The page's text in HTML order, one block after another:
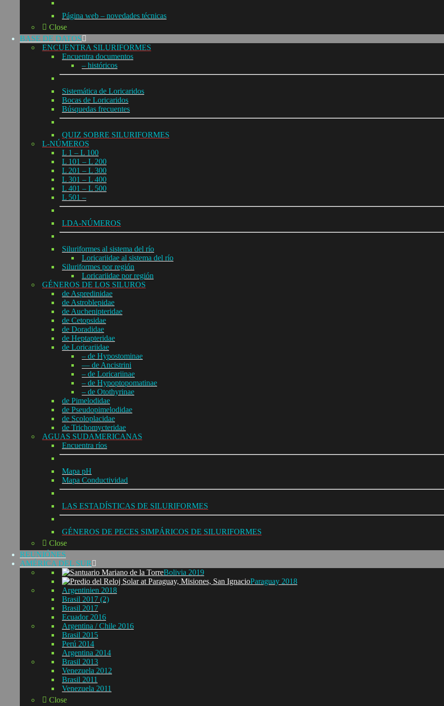
Página web – novedades técnicas
Close
BASE DE DATOS
ENCUENTRA SILURIFORMES
Encuentra documentos
– históricos
Sistemática de Loricaridos
Bocas de Loricaridos
Búsquedas frecuentes
QUIZ SOBRE SILURIFORMES
L-NÚMEROS
L 1 – L 100
L 101 – L 200
L 201 – L 300
L 301 – L 400
L 401 – L 500
L 501 –
LDA-NÚMEROS
Siluriformes al sistema del río
Loricariidae al sistema del río
Siluriformes por región
Loricariidae por región
GÉNEROS DE LOS SILUROS
de Aspredinidae
de Astroblepidae
de Auchenipteridae
de Cetopsidae
de Doradidae
de Heptapteridae
de Loricariidae
– de Hypostominae
— de Ancistrini
– de Loricariinae
– de Hypoptopomatinae
– de Otothyrinae
de Pimelodidae
de Pseudopimelodidae
de Scoloplacidae
de Trichomycteridae
AGUAS SUDAMERICANAS
Encuentra ríos
Mapa pH
Mapa Conductividad
LAS ESTADÍSTICAS DE SILURIFORMES
GÉNEROS DE PECES SIMPÁRICOS DE SILURIFORMES
Close
REUNIÓNES
AMÉRICA DEL SUR
Bolivia 2019
Paraguay 2018
Argentinien 2018
Brasil 2017 (2)
Brasil 2017
Ecuador 2016
Argentina / Chile 2016
Brasil 2015
Perú 2014
Argentina 2014
Brasil 2013
Venezuela 2012
Brasil 2011
Venezuela 2011
Close